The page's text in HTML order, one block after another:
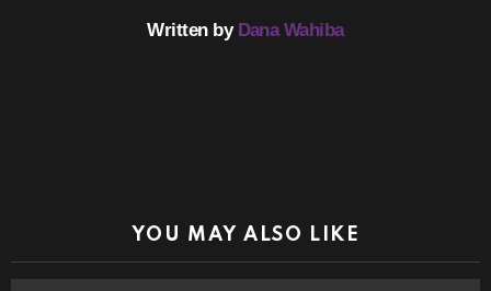
Written by Dana Wahiba
YOU MAY ALSO LIKE